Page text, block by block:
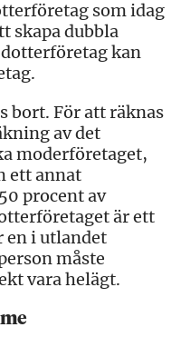
som idag
skapa dubbla
kan
bort. För att räknas
av det
moderföretaget,
ett annat
procent av
är ett
en i utlandet
måste
vara helägt.